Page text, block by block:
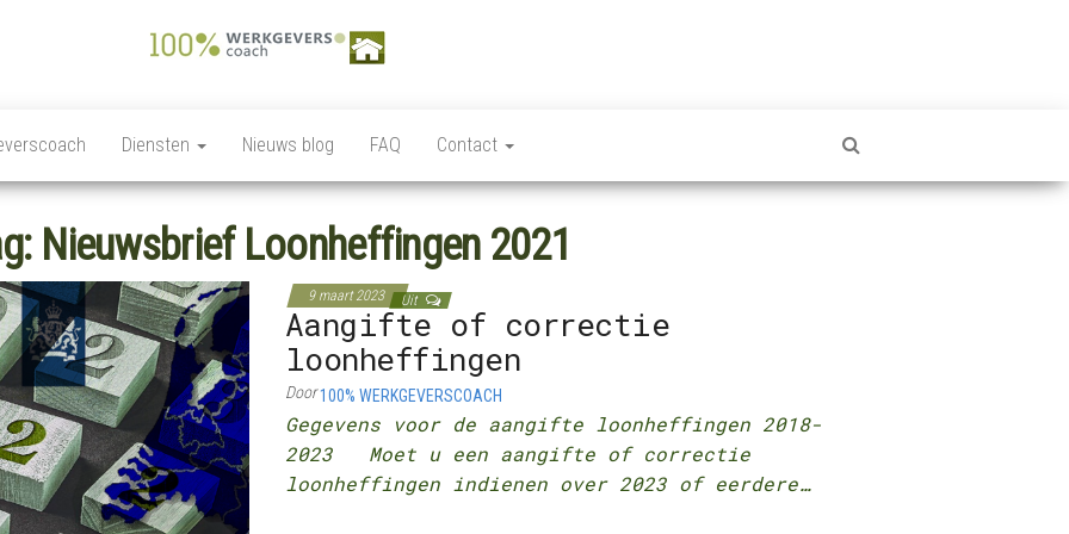
Werkgeverscoach,
Payroll –
Verzekeringen –
Wet &
Regelgeving –
Coaching
Ziekteverzuim wet en
regelgeving,
Personeelsverzekeringen,
loonkostensubsidies,
Payrolling, Juridische
zaken, Opleiding,
ontwikkeling en
coaching, HR Scan,
Diensten Nieuws blog FAQ Contact
Nieuwsbrief Loonheffingen 2021
9 maart 2023 Uit
Aangifte of correctie
loonheffingen
Door100% WERKGEVERSCOACH
Gegevens voor de aangifte loonheffingen 2018-
2023 Moet u een aangifte of correctie
loonheffingen indienen over 2023 of eerdere…